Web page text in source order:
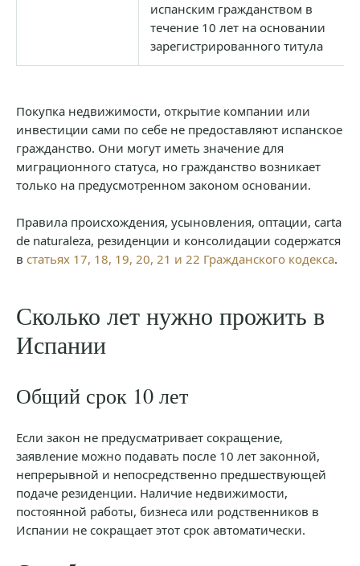
испанским гражданством в
течение 10 лет на основании
зарегистрированного титула
Покупка недвижимости, открытие компании или
инвестиции сами по себе не предоставляют испанское
гражданство. Они могут иметь значение для
миграционного статуса, но гражданство возникает
только на предусмотренном законом основании.
Правила происхождения, усыновления, оптации, carta
de naturaleza, резиденции и консолидации содержатся
в статьях 17, 18, 19, 20, 21 и 22 Гражданского кодекса.
Сколько лет нужно прожить в
Испании
Общий срок 10 лет
Если закон не предусматривает сокращение,
заявление можно подавать после 10 лет законной,
непрерывной и непосредственно предшествующей
подаче резиденции. Наличие недвижимости,
постоянной работы, бизнеса или родственников в
Испании не сокращает этот срок автоматически.